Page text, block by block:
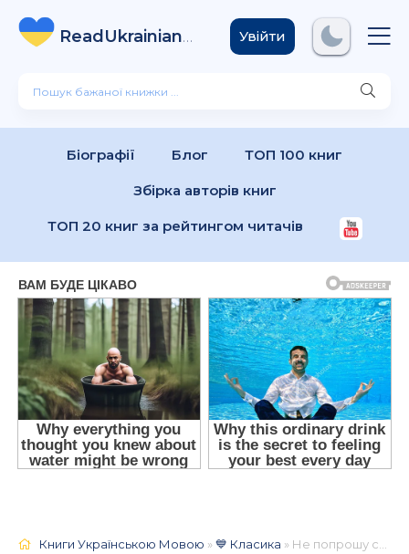
ReadUkrainian
Books .com
Увійти
Біографії Блог ТОП 100 книг
Збірка авторів книг
ТОП 20 книг за рейтингом читачів
Книги Українською Мовою »💙 Класика » Не попрошу синю даль, Чубач Ганна 📚 - Українською